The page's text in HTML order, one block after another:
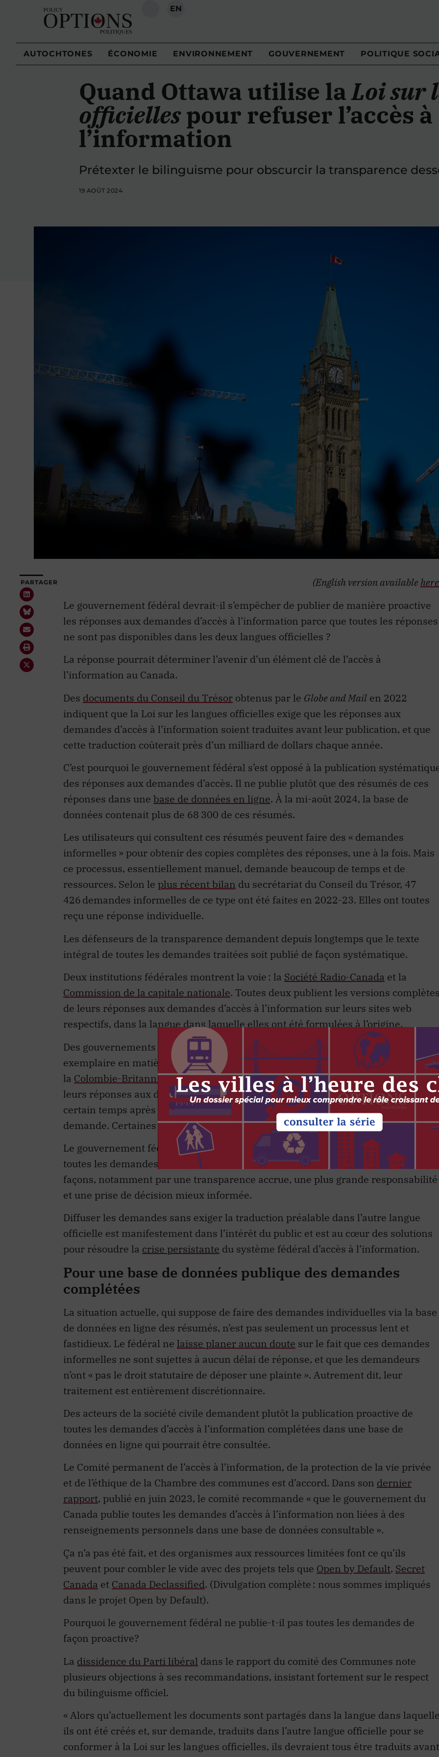
RECHERCHE
EN
AUTOCHTONES ÉCONOMIE ENVIRONNEMENT GOUVERNEMENT POLITIQUE
Quand Ottawa utilise laLoi sur
officiellespour refuser l’accès à
l’information
Prétexter le bilinguisme pour obscurcir la transparence
19 AOÛT 2024
PARTAGER (English version availablehere
Le gouvernement fédéral devrait-il s’empêcher de publier de manière proactive
les réponses aux demandes d’accès à l’information parce que toutes les réponses
ne sont pas disponibles dans les deux langues officielles ?
La réponse pourrait déterminer l’avenir d’un élément clé de l’accès à
l’information au Canada.
Des documents du Conseil du Trésor obtenus par le Globe and Mail en 2022
indiquent que la Loi sur les langues officielles exige que les réponses aux
demandes d’accès à l’information soient traduites avant leur publication, et que
cette traduction coûterait près d’un milliard de dollars chaque année.
C’est pourquoi le gouvernement fédéral s’est opposé à la publication
des réponses aux demandes d’accès. Il ne publie plutôt que des résumés de ces
réponses dans une base de données en ligne. À la mi-août 2024, la base de
données contenait plus de 68 300 de ces résumés.
Les utilisateurs qui consultent ces résumés peuvent faire des « demandes
informelles » pour obtenir des copies complètes des réponses, une à la fois. Mais
ce processus, essentiellement manuel, demande beaucoup de temps et de
ressources. Selon le plus récent bilan du secrétariat du Conseil du Trésor, 47
426 demandes informelles de ce type ont été faites en 2022-23. Elles ont toutes
reçu une réponse individuelle.
Les défenseurs de la transparence demandent depuis longtemps que le texte
intégral de toutes les demandes traitées soit publié de façon systématique.
Deux institutions fédérales montrent la voie : la Société Radio-Canada et la
Commission de la capitale nationale. Toutes deux publient les versions
de leurs réponses aux demandes d’accès à l’information sur leurs sites web
respectifs, dans la langue dans laquelle elles ont été formulées à l’origine.
Des gouvernements provinciaux et territoriaux respectent déjà cette pratique
exemplaire en matière de transparence. Par exemple,Terre-Neuve-et-Labrador,
la Colombie-Britannique, laNouvelle-Écosseet leYukonrendent disponibles
leurs réponses aux demandes d’accès à l’information de façon proactive, un
certain temps après qu’elles ont été communiquées à la personne qui a fait la
demande. Certaines villes le font également, dontVancouveretMontréal.
Le gouvernement fédéral devrait suivre cet exemple. La publication intégrale de
toutes les demandes d’accès à l’information sert l’intérêt public de plusieurs
façons, notamment par une transparence accrue, une plus grande responsabilité
et une prise de décision mieux informée.
Diffuser les demandes sans exiger la traduction préalable dans l’autre langue
officielle est manifestement dans l’intérêt du public et est au cœur des solutions
pour résoudre la crise persistante du système fédéral d’accès à l’information.
Pour une base de données publique des demandes
complétées
La situation actuelle, qui suppose de faire des demandes individuelles via la base
de données en ligne des résumés, n’est pas seulement un processus lent et
fastidieux. Le fédéral ne laisse planer aucun doute sur le fait que ces demandes
informelles ne sont sujettes à aucun délai de réponse, et que les demandeurs
n’ont « pas le droit statutaire de déposer une plainte ». Autrement dit, leur
traitement est entièrement discrétionnaire.
Des acteurs de la société civile demandent plutôt la publication proactive de
toutes les demandes d’accès à l’information complétées dans une base de
données en ligne qui pourrait être consultée.
Le Comité permanent de l’accès à l’information, de la protection de la vie privée
et de l’éthique de la Chambre des communes est d’accord. Dans son dernier
rapport, publié en juin 2023, le comité recommande « que le gouvernement du
Canada publie toutes les demandes d’accès à l’information non liées à des
renseignements personnels dans une base de données consultable ».
Ça n’a pas été fait, et des organismes aux ressources limitées font ce qu’ils
peuvent pour combler le vide avec des projets tels que Open by Default, Secret
Canada et Canada Declassified. (Divulgation complète : nous sommes impliqués
dans le projet Open by Default).
Pourquoi le gouvernement fédéral ne publie-t-il pas toutes les demandes de
façon proactive?
La dissidence du Parti libéral dans le rapport du comité des Communes note
plusieurs objections à ses recommandations, insistant fortement sur le respect
du bilinguisme officiel.
« Alors qu’actuellement les documents sont partagés dans la langue dans
ils ont été créés et, sur demande, traduits dans l’autre langue officielle pour se
conformer à la Loi sur les langues officielles, ils devraient tous être traduits avant